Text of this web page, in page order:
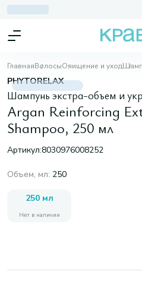
ГлавнаяВолосыОчищение и уход
PHYTORELAX
Шампунь экстра-объем и
Argan Reinforcing
Shampoo, 250 мл
Артикул:8030976008252
Объем, мл: 250
250 мл
Нет в наличии